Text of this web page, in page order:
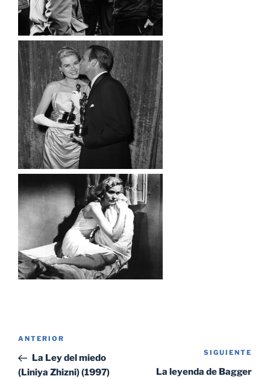
Navegación
entradas
Entrada
anterior:
ANTERIOR
La Ley del miedo
(Liniya Zhizni) (1997)
SIGUIENTE
La leyenda de Bagger